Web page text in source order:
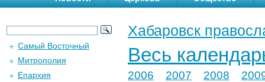
Хабаровск
Весь
2006 2007 2008
Самый Восточный
Митрополия
Епархия